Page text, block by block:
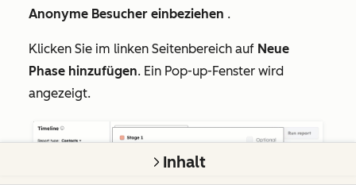
Anonyme Besucher einbeziehen .
Klicken Sie im linken Seitenbereich auf Neue
Phase hinzufügen. Ein Pop-up-Fenster wird
angezeigt.
Inhalt